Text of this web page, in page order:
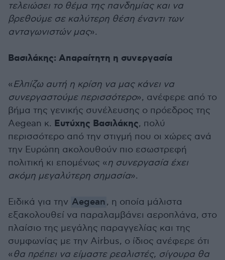
τελειώσει το θέμα της πανδημίας και να
βρεθούμε σε καλύτερη θέση έναντι των
ανταγωνιστών μας».
Βασιλάκης: Απαραίτητη η συνεργασία
«Ελπίζω αυτή η κρίση να μας κάνει να
συνεργαστούμε περισσότερο», ανέφερε από το
βήμα της γενικής συνέλευσης ο πρόεδρος της
Aegean κ. Ευτύχης Βασιλάκης, πολύ
περισσότερο από την στιγμή που οι χώρες ανά
την Ευρώπη ακολουθούν πιο εσωστρεφή
πολιτική κι επομένως «η συνεργασία έχει
ακόμη μεγαλύτερη σημασία».
Ειδικά για την Aegean, η οποία μάλιστα
εξακολουθεί να παραλαμβάνει αεροπλάνα, στο
πλαίσιο της μεγάλης παραγγελίας και της
συμφωνίας με την Airbus, ο ίδιος ανέφερε ότι
«θα πρέπει να είμαστε ρεαλιστές, σίγουρα θα